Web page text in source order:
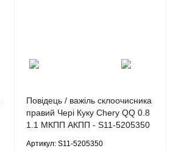
Повідець / важіль склоочисника
правий Чері Куку Chery QQ 0.8
1.1 МКПП АКПП - S11-5205350
Артикул: S11-5205350